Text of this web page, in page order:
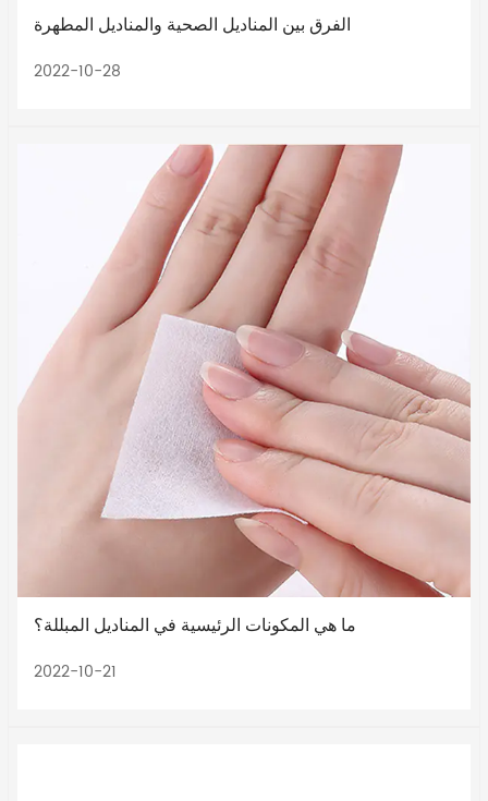
الفرق بين المناديل الصحية والمناديل المطهرة
2022-10-28
ما هي المكونات الرئيسية في المناديل المبللة؟
2022-10-21